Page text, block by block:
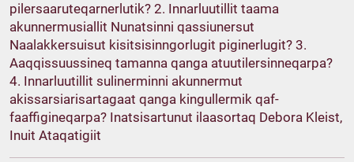
pilersaaruteqarnerlutik? 2. Innarluutillit taama
akunnermusiallit Nunatsinni qassiunersut
Naalakkersuisut kisitsisinngorlugit piginerlugit? 3.
Aaqqissuussineq tamanna qanga atuutilersinneqarpa?
4. Innarluutillit sulinerminni akunnermut
akissarsiarisartagaat qanga kingullermik qaf-
faaffigineqarpa? Inatsisartunut ilaasortaq Debora Kleist,
Inuit Ataqatigiit